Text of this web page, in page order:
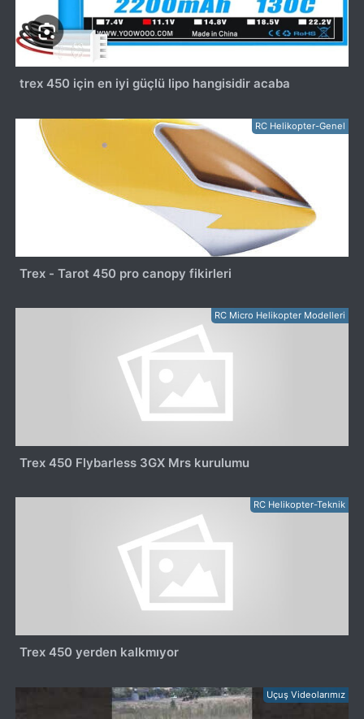
trex 450 için en iyi güçlü lipo hangisidir acaba
RC Helikopter-Genel
Trex - Tarot 450 pro canopy fikirleri
RC Micro Helikopter Modelleri
Trex 450 Flybarless 3GX Mrs kurulumu
RC Helikopter-Teknik
Trex 450 yerden kalkmıyor
Uçuş Videolarımız